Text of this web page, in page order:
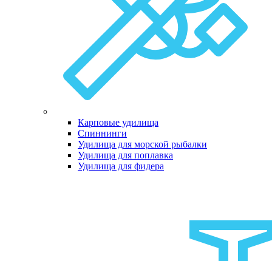
Карповые удилища
Спиннинги
Удилища для морской рыбалки
Удилища для поплавка
Удилища для фидера